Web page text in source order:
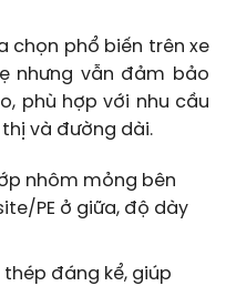
chọn phổ biến trên xe
nhưng vẫn đảm bảo
phù hợp với nhu cầu
và đường dài.
nhôm mỏng bên
PE ở giữa, độ dày
đáng kể, giúp